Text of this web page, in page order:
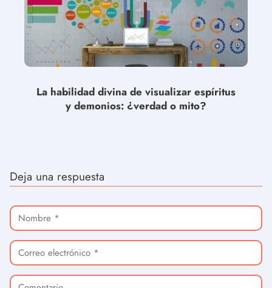
La habilidad divina de visualizar espíritus
y demonios: ¿verdad o mito?
Deja una respuesta